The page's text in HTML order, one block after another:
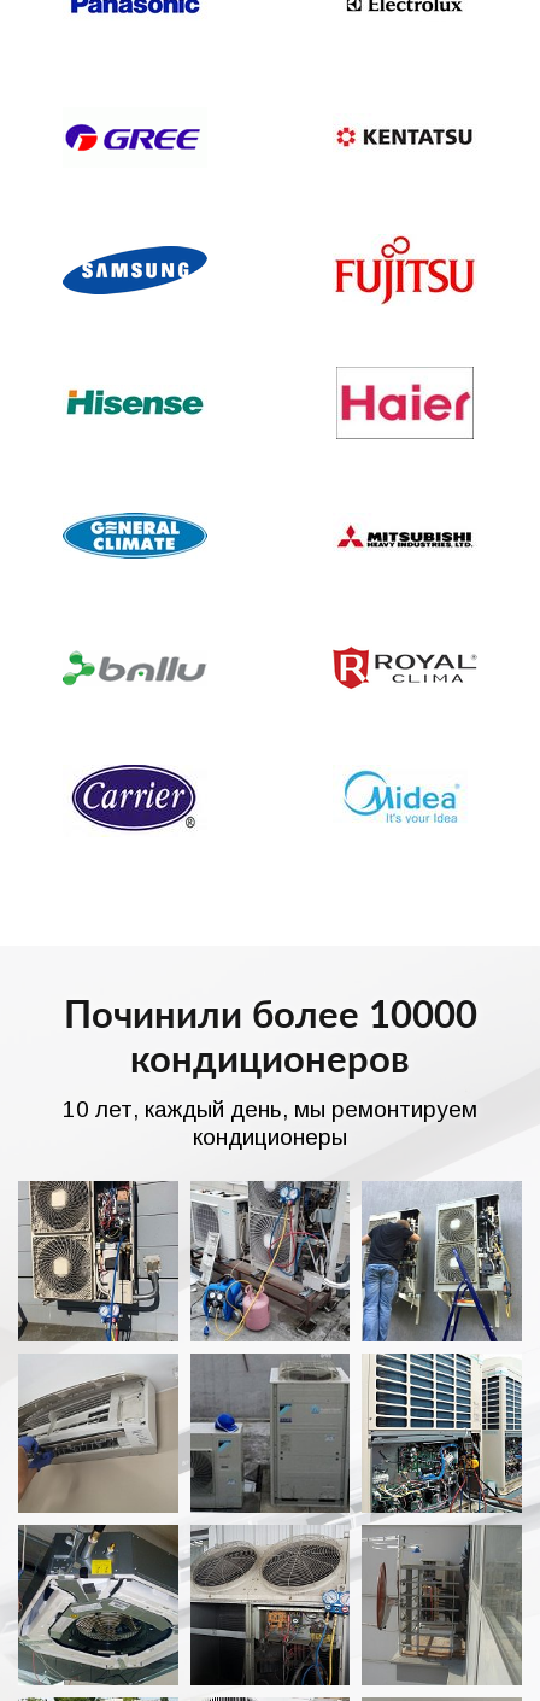
Починили более 10000
кондиционеров
10 лет, каждый день, мы ремонтируем
кондиционеры